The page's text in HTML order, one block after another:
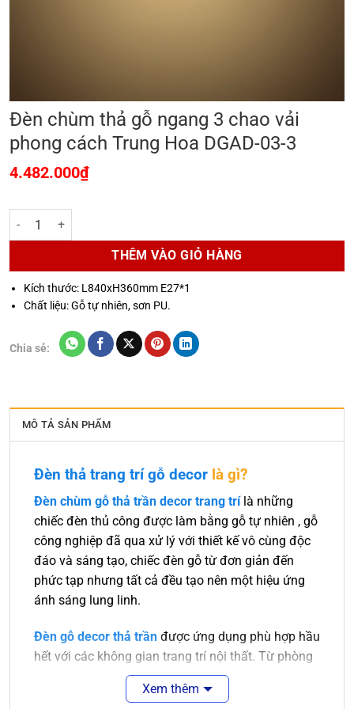
Đèn chùm thả gỗ ngang 3 chao vải
phong cách Trung Hoa DGAD-03-3
4.482.000₫
Đèn chùm thả gỗ ngang 3 chao vải phong cách Trung Hoa DGAD-03-
THÊM VÀO GIỎ HÀNG
Kích thước: L840xH360mm E27*1
Chất liệu: Gỗ tự nhiên, sơn PU.
Chia sẻ:
MÔ TẢ SẢN PHẨM
Đèn thả trang trí gỗ decor là gì?
Đèn chùm gỗ thả trần decor trang trí là những
chiếc đèn thủ công được làm bằng gỗ tự nhiên , gỗ
công nghiệp đã qua xử lý với thiết kế vô cùng độc
đáo và sáng tạo, chiếc đèn gỗ từ đơn giản đến
phức tạp nhưng tất cả đều tạo nên một hiệu ứng
ánh sáng lung linh.
Đèn gỗ decor thả trần được ứng dụng phù hợp hầu
hết với các không gian trang trí nội thất. Từ phòng
khách sang trọng đến nhà bếp hay phòng ngủ cần
sự ấm áp thì đều có những chiếc đèn gỗ phù hợp.
Xem thêm